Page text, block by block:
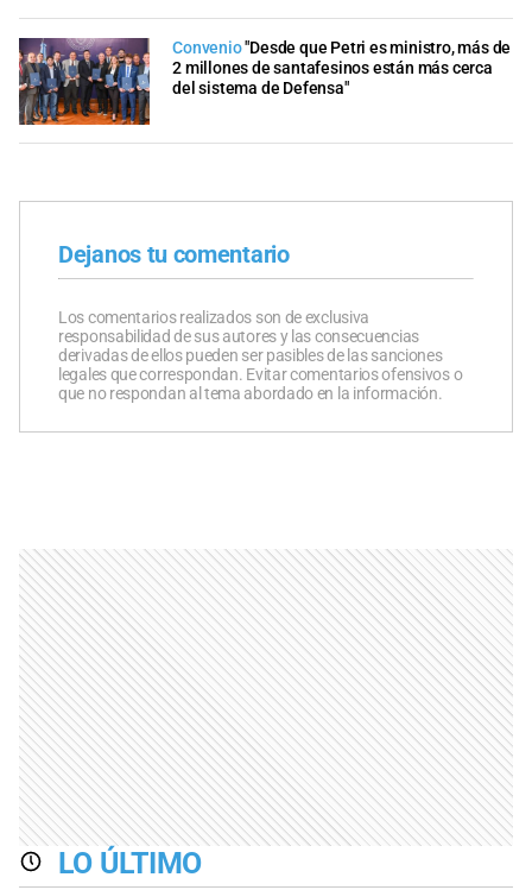
Convenio"Desde que Petri es ministro, más de
2 millones de santafesinos están más cerca
del sistema de Defensa"
Dejanos tu comentario
Los comentarios realizados son de exclusiva
responsabilidad de sus autores y las consecuencias
derivadas de ellos pueden ser pasibles de las sanciones
legales que correspondan. Evitar comentarios ofensivos o
que no respondan al tema abordado en la información.
LO ÚLTIMO